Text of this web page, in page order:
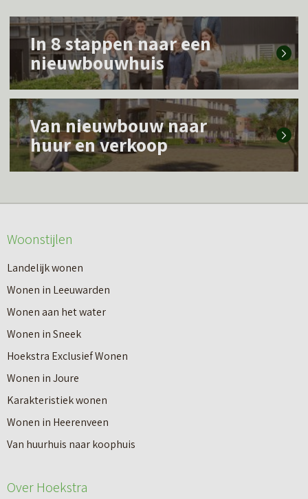
L
s
m
e
o
e
r
I
n
8
s
t
a
p
p
n
In 8 stappen naar een
nieuwbouwhuis
L
e
s
e
o
v
e
r
V
a
n
n
e
Van nieuwbouw naar
huur en verkoop
Woonstijlen
Landelijk wonen
Wonen in Leeuwarden
Wonen aan het water
Wonen in Sneek
Hoekstra Exclusief Wonen
Wonen in Joure
Karakteristiek wonen
Wonen in Heerenveen
Van huurhuis naar koophuis
Over Hoekstra